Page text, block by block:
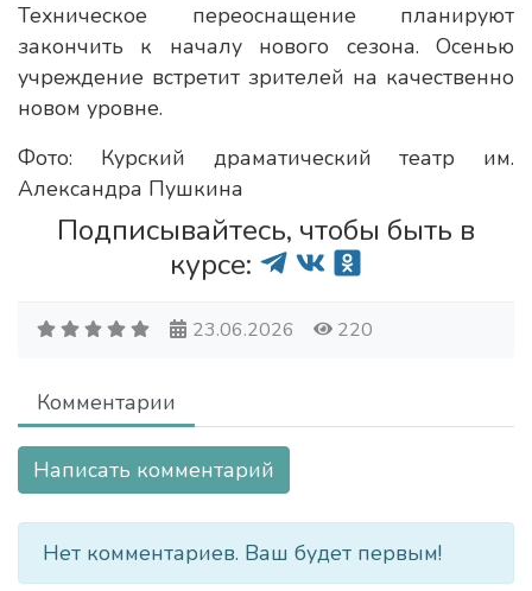
Техническое переоснащение планируют
закончить к началу нового сезона. Осенью
учреждение встретит зрителей на качественно
новом уровне.
Фото: Курский драматический театр им.
Александра Пушкина
Подписывайтесь, чтобы быть в
курсе:
23.06.2026 220
Комментарии
Написать комментарий
Нет комментариев. Ваш будет первым!